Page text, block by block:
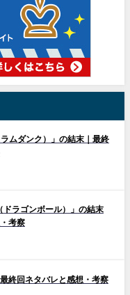
ムダンク）」の結末｜最終
ラゴンボール）」の結末
考察
終回ネタバレと感想・考察